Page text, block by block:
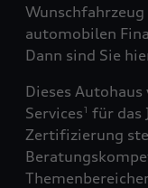
Wunschfahrzeug
automobilen
Dann sind Sie
Dieses
Services1 für das
Zertifizierung